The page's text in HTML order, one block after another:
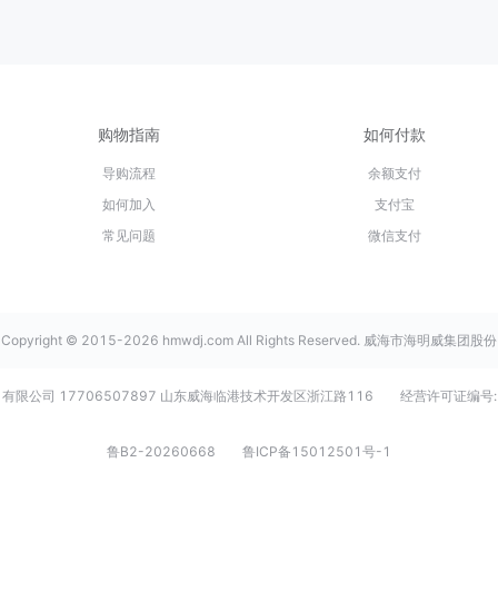
购物指南
导购流程
如何加入
常见问题
如何付款
余额支付
支付宝
微信支付
Copyright © 2015-2026 hmwdj.com All Rights Reserved. 威海市海明威集团股份
有限公司 17706507897 山东威海临港技术开发区浙江路116 经营许可证编号:
鲁B2-20260668 鲁ICP备15012501号-1